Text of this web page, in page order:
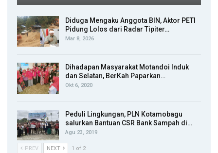
Diduga Mengaku Anggota BIN, Aktor PETI
Pidung Lolos dari Radar Tipiter…
Mar 8, 2026
Dihadapan Masyarakat Motandoi Induk
dan Selatan, BerKah Paparkan…
Okt 6, 2020
Peduli Lingkungan, PLN Kotamobagu
salurkan Bantuan CSR Bank Sampah di…
Agu 23, 2019
PREV NEXT 1 of 2